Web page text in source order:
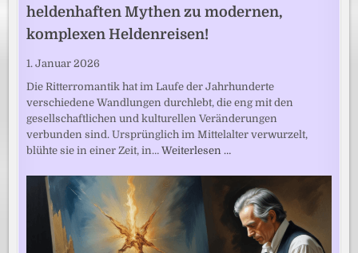
heldenhaften Mythen zu modernen,
komplexen Heldenreisen!
1. Januar 2026
Die Ritterromantik hat im Laufe der Jahrhunderte
verschiedene Wandlungen durchlebt, die eng mit den
gesellschaftlichen und kulturellen Veränderungen
verbunden sind. Ursprünglich im Mittelalter verwurzelt,
blühte sie in einer Zeit, in…Weiterlesen …